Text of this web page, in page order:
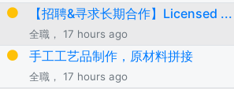
【招聘&寻求长期合作】Licensed ...
全職， 17 hours ago
手工工艺品制作，原材料拼接
全職， 17 hours ago